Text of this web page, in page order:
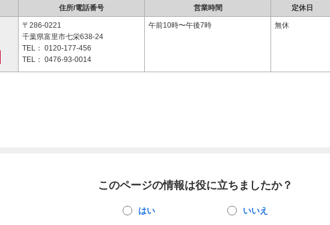
住所/電話番号 営業時間 定休日
〒286-0221
千葉県富里市七栄638-24
TEL： 0120-177-456
TEL： 0476-93-0014
午前10時〜午後7時 無休
このページの情報は役に立ちましたか？
はい いいえ